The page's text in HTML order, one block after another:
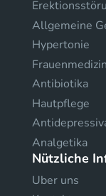
Allgemeine
Hypertonie
Frauenmedizin
Antibiotika
Hautpflege
Analgetika
Nützliche
Uber uns